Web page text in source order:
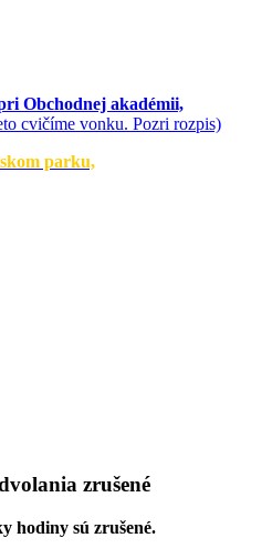
Obchodnej akadémii,
cvičíme vonku. Pozri rozpis)
parku,
zrušené
hodiny sú zrušené.